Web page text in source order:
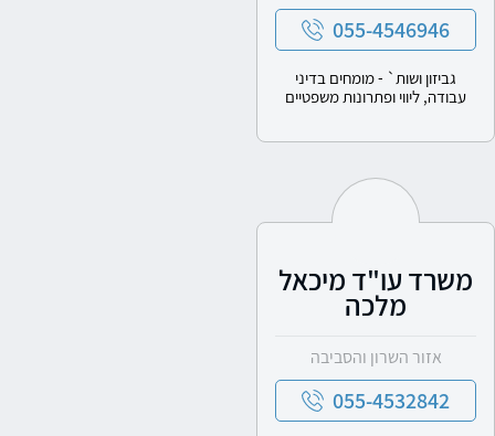
055-4546946
גביזון ושות` - מומחים בדיני
עבודה, ליווי ופתרונות משפטיים
משרד עו"ד מיכאל
מלכה
אזור השרון והסביבה
055-4532842